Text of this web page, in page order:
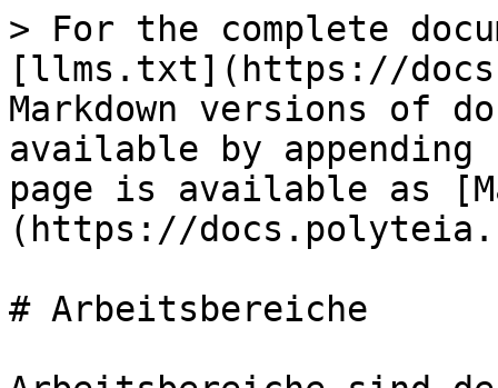
> For the complete
[llms.txt](https://
Markdown versions of
available by
page is available as
(https://
# Arbeitsbereiche